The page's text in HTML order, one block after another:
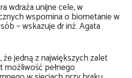
wdraża unijne cele, w
wspomina o biometanie w
– wskazuje dr inż. Agata
jedną z największych zalet
możliwość pełnego